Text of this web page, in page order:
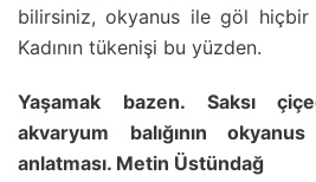
bilirsiniz, okyanus ile göl hiçbir
Kadının tükenişi bu yüzden.
Yaşamak bazen. Saksı
akvaryum balığının
anlatması. Metin Üstündağ